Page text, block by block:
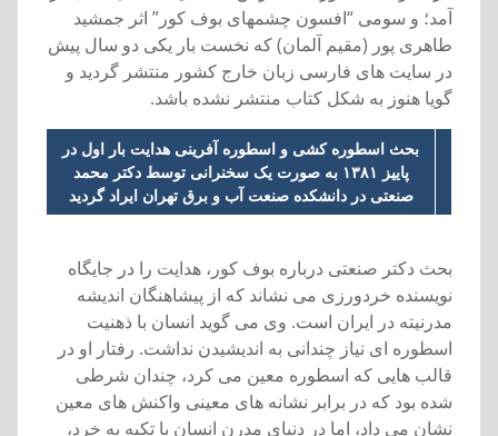
آمد؛ و سومی “افسون چشمهای بوف کور” اثر جمشيد
طاهری پور (مقيم آلمان) که نخست بار يکی دو سال پيش
در سايت های فارسی زبان خارج کشور منتشر گرديد و
گويا هنوز به شکل کتاب منتشر نشده باشد.
بحث اسطوره کشی و اسطوره آفرينی هدايت بار اول در
پاييز ۱۳۸۱ به صورت يک سخنرانی توسط دکتر محمد
صنعتی در دانشکده صنعت آب و برق تهران ايراد گرديد
بحث دکتر صنعتی درباره بوف کور، هدايت را در جايگاه
نويسنده خردورزی می نشاند که از پيشاهنگان انديشه
مدرنيته در ايران است. وی می گويد انسان با ذهنيت
اسطوره ای نياز چندانی به انديشيدن نداشت. رفتار او در
قالب هايی که اسطوره معين می کرد، چندان شرطی
شده بود که در برابر نشانه های معينی واکنش های معين
نشان می داد، اما در دنيای مدرن انسان با تکيه به خرد،